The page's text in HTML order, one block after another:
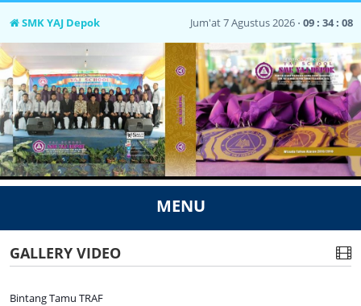
Jum'at 7 Agustus 2026 ⋅ 09 : 34 : 08
SMK YAJ Depok
MENU
GALLERY VIDEO
Bintang Tamu TRAF